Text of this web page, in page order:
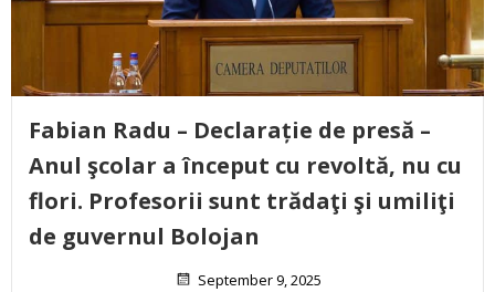
Fabian Radu – Declarație de presă –
Anul şcolar a început cu revoltă, nu cu
flori. Profesorii sunt trădaţi şi umiliţi
de guvernul Bolojan
September 9, 2025